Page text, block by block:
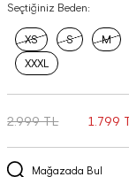
Seçtiğiniz Beden:
XS S M
XXXL
Mağazada Bul
2.999 TL 1.799